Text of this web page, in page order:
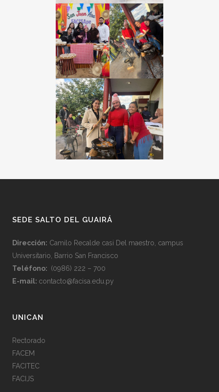
SEDE SALTO DEL GUAIRÁ
Dirección: Camilo Recalde casi Del maestro, campus
Universitario, Barrio San Francisco
Teléfono: (0986) 222 – 700
E-mail: contacto@facisa.edu.py
UNICAN
Rectorado
FACEM
FACITEC
FACIJS